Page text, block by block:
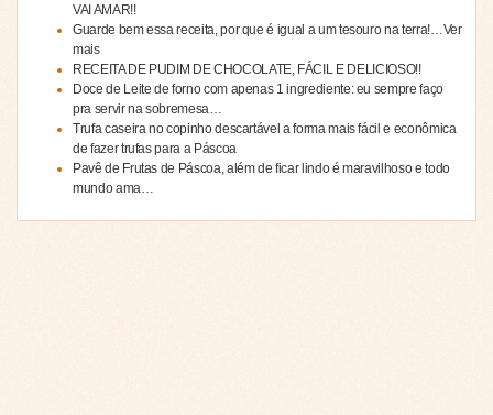
VAI AMAR!!
Guarde bem essa receita, por que é igual a um tesouro na terra!…Ver
mais
RECEITA DE PUDIM DE CHOCOLATE, FÁCIL E DELICIOSO!!
Doce de Leite de forno com apenas 1 ingrediente: eu sempre faço
pra servir na sobremesa…
Trufa caseira no copinho descartável a forma mais fácil e econômica
de fazer trufas para a Páscoa
Pavê de Frutas de Páscoa, além de ficar lindo é maravilhoso e todo
mundo ama…